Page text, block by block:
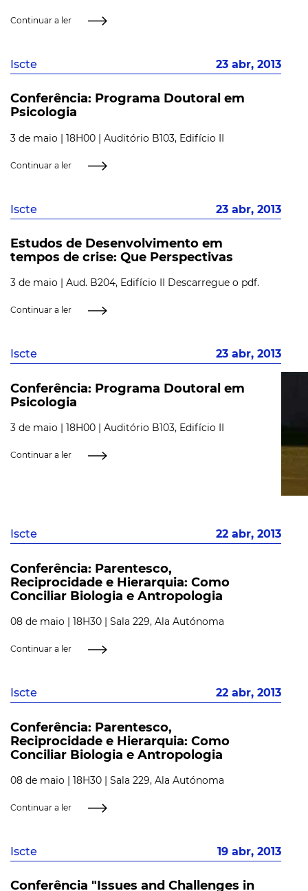
Continuar a ler
Iscte 23 abr, 2013
Conferência: Programa Doutoral em
Psicologia
3 de maio | 18H00 | Auditório B103, Edifício II
Continuar a ler
Iscte 23 abr, 2013
Estudos de Desenvolvimento em
tempos de crise: Que Perspectivas
3 de maio | Aud. B204, Edifício II Descarregue o pdf.
Continuar a ler
Iscte 23 abr, 2013
Conferência: Programa Doutoral em
Psicologia
3 de maio | 18H00 | Auditório B103, Edifício II
Continuar a ler
Iscte 22 abr, 2013
Conferência: Parentesco,
Reciprocidade e Hierarquia: Como
Conciliar Biologia e Antropologia
08 de maio | 18H30 | Sala 229, Ala Autónoma
Continuar a ler
Iscte 22 abr, 2013
Conferência: Parentesco,
Reciprocidade e Hierarquia: Como
Conciliar Biologia e Antropologia
08 de maio | 18H30 | Sala 229, Ala Autónoma
Continuar a ler
Iscte 19 abr, 2013
Conferência "Issues and Challenges in